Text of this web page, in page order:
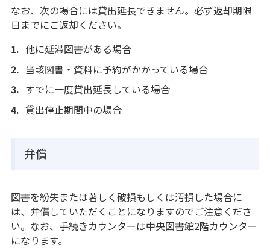
なお、次の場合には貸出延長できません。必ず返却期限
日までにご返却ください。
他に延滞図書がある場合
当該図書・資料に予約がかかっている場合
すでに一度貸出延長している場合
貸出停止期間中の場合
弁償
図書を紛失または著しく破損もしくは汚損した場合に
は、弁償していただくことになりますのでご注意くださ
い。なお、手続きカウンターは中央図書館2階カウンター
になります。